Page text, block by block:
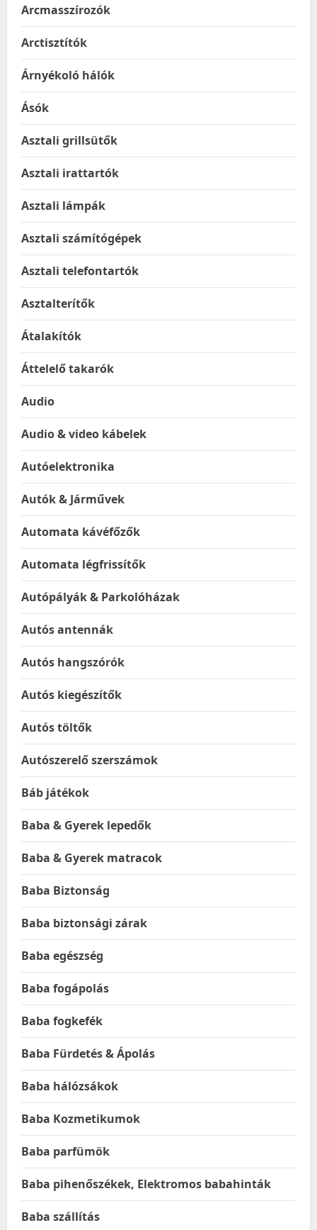
Arcmasszírozók
Arctisztítók
Árnyékoló hálók
Ásók
Asztali grillsütők
Asztali irattartók
Asztali lámpák
Asztali számítógépek
Asztali telefontartók
Asztalterítők
Átalakítók
Áttelelő takarók
Audio
Audio & video kábelek
Autóelektronika
Autók & Járművek
Automata kávéfőzők
Automata légfrissítők
Autópályák & Parkolóházak
Autós antennák
Autós hangszórók
Autós kiegészítők
Autós töltők
Autószerelő szerszámok
Báb játékok
Baba & Gyerek lepedők
Baba & Gyerek matracok
Baba Biztonság
Baba biztonsági zárak
Baba egészség
Baba fogápolás
Baba fogkefék
Baba Fürdetés & Ápolás
Baba hálózsákok
Baba Kozmetikumok
Baba parfümök
Baba pihenőszékek, Elektromos babahinták
Baba szállítás